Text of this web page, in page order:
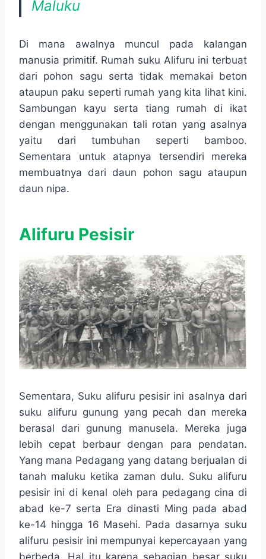
Maluku
Di mana awalnya muncul pada kalangan
manusia primitif. Rumah suku Alifuru ini terbuat
dari pohon sagu serta tidak memakai beton
ataupun paku seperti rumah yang kita lihat kini.
Sambungan kayu serta tiang rumah di ikat
dengan menggunakan tali rotan yang asalnya
yaitu dari tumbuhan seperti bamboo.
Sementara untuk atapnya tersendiri mereka
membuatnya dari daun pohon sagu ataupun
daun nipa.
Alifuru Pesisir
Sementara, Suku alifuru pesisir ini asalnya dari
suku alifuru gunung yang pecah dan mereka
berasal dari gunung manusela. Mereka juga
lebih cepat berbaur dengan para pendatan.
Yang mana Pedagang yang datang berjualan di
tanah maluku ketika zaman dulu. Suku alifuru
pesisir ini di kenal oleh para pedagang cina di
abad ke-7 serta Era dinasti Ming pada abad
ke-14 hingga 16 Masehi. Pada dasarnya suku
alifuru pesisir ini mempunyai kepercayaan yang